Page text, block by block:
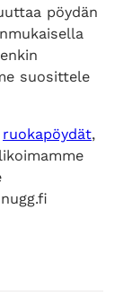
pöydän
suosittele
ruokapöydät,